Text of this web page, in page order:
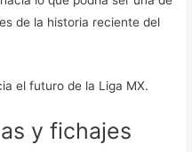
de la historia reciente del
el futuro de la Liga MX.
y fichajes